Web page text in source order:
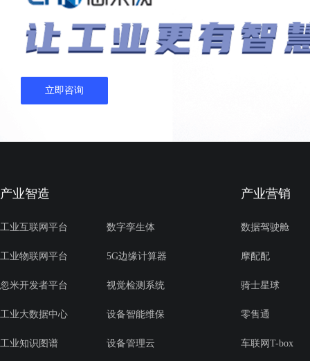
立即咨询
产业智造
工业互联网平台 数字孪生体
工业物联网平台 5G边缘计算器
忽米开发者平台 视觉检测系统
工业大数据中心 设备智能维保
工业知识图谱 设备管理云
产业营销
数据驾驶舱
摩配配
骑士星球
零售通
车联网T-box